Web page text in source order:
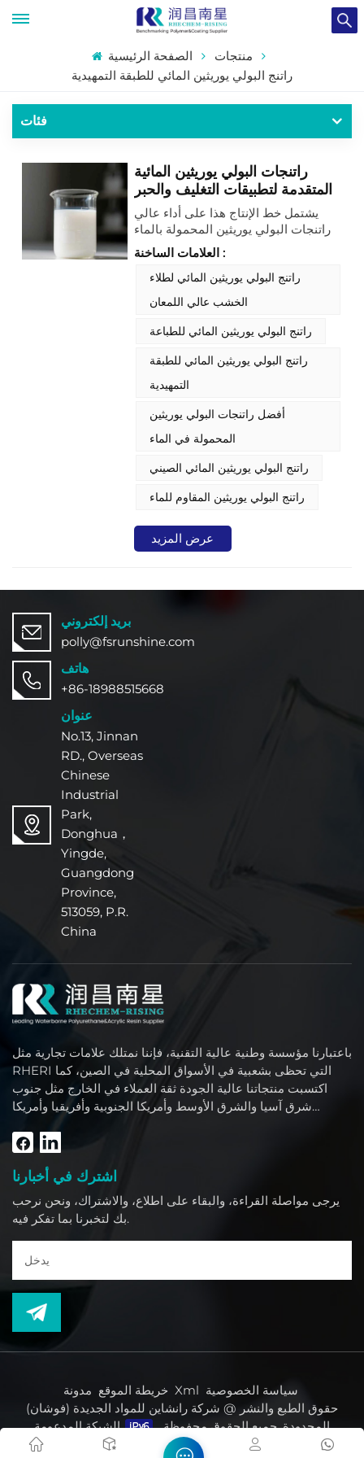
الصفحة الرئيسية
منتجات
راتنج البولي يوريثين المائي للطبقة التمهيدية
فئات
راتنجات البولي يوريثين المائية
المتقدمة لتطبيقات التغليف والحبر
يشتمل خط الإنتاج هذا على أداء عالي
راتنجات البولي يوريثين المحمولة بالماء
مصممة خصيصًا لمواد التغليف وتركيبات
الحبر. هذه صديق للبيئة توفر الحلول
التصاقًا فائقًا ومرونة ومتانة مع تلبية
المتطلبات التنظيمية الصارمة لتطبيقات
العلامات الساخنة :
راتنج البولي يوريثين المائي لطلاء
الخشب عالي اللمعان
راتنج البولي يوريثين المائي للطباعة
راتنج البولي يوريثين المائي للطبقة
التمهيدية
أفضل راتنجات البولي يوريثين
المحمولة في الماء
راتنج البولي يوريثين المائي الصيني
راتنج البولي يوريثين المقاوم للماء
عرض المزيد
بريد إلكتروني
polly@fsrunshine.com
هاتف
+86-18988515668
عنوان
No.13, Jinnan
RD., Overseas
Chinese
Industrial
Park,
Donghua，
Yingde,
Guangdong
Province,
513059, P.R.
China
باعتبارنا مؤسسة وطنية عالية التقنية، فإننا نمتلك علامات تجارية مثل
RHERI التي تحظى بشعبية في الأسواق المحلية في الصين، كما
اكتسبت منتجاتنا عالية الجودة ثقة العملاء في الخارج مثل جنوب
شرق آسيا والشرق الأوسط وأمريكا الجنوبية وأفريقيا وأمريكا
اشترك في أخبارنا
يرجى مواصلة القراءة، والبقاء على اطلاع، والاشتراك، ونحن نرحب
بك لتخبرنا بما تفكر فيه.
خريطة الموقع مدونة Xml سياسة الخصوصية
حقوق الطبع والنشر @ شركة رانشاين للمواد الجديدة (فوشان)
المحدودة. جميع الحقوق محفوظة.
الشبكة المدعومة